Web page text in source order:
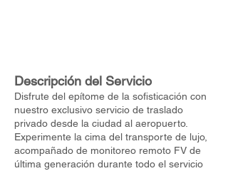
Descripción del Servicio
Disfrute del epítome de la sofisticación con
nuestro exclusivo servicio de traslado
privado desde la ciudad al aeropuerto.
Experimente la cima del transporte de lujo,
acompañado de monitoreo remoto FV de
última generación durante todo el servicio